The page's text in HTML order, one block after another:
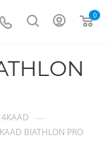
0
—
BIATHLON PRO